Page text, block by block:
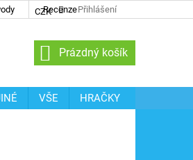
Recenze
CZK Přihlášení
NÁKUPNÍ
KOŠÍK
Prázdný košík
VŠE
HRAČKY